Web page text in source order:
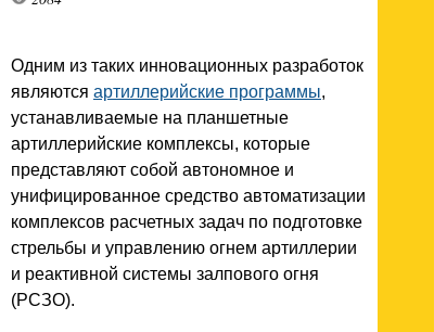
Одним из таких инновационных разработок
являются артиллерийские программы,
устанавливаемые на планшетные
артиллерийские комплексы, которые
представляют собой автономное и
унифицированное средство автоматизации
комплексов расчетных задач по подготовке
стрельбы и управлению огнем артиллерии
и реактивной системы залпового огня
(РСЗО).